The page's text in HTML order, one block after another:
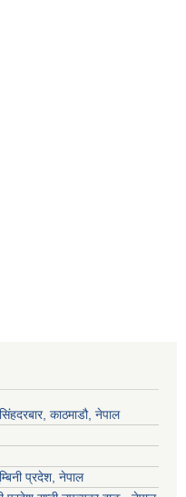
काठमाडौ, नेपाल
प्रदेश, नेपाल